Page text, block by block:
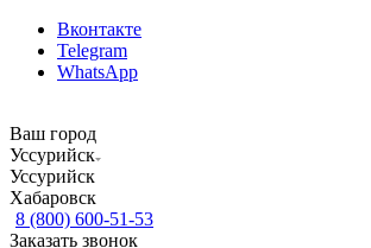
Вконтакте
Telegram
WhatsApp
Ваш город
Уссурийск
Уссурийск
Хабаровск
8 (800) 600-51-53
Заказать звонок